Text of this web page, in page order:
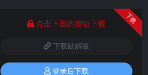
下载
点击下面的按钮下载
下载破解版
登录后下载